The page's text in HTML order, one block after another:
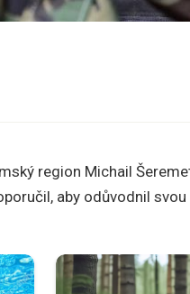
region Michail
aby odůvodnil